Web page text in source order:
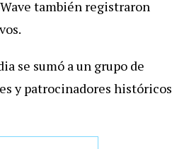
también registraron
se sumó a un grupo de
y patrocinadores históricos